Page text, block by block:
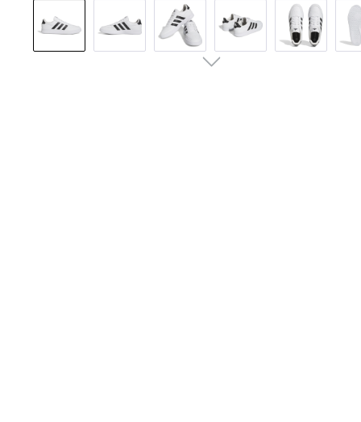
Bildergalerie überspringen